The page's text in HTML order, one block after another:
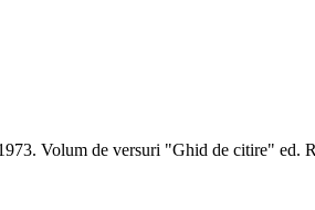
Volum de versuri "Ghid de citire"